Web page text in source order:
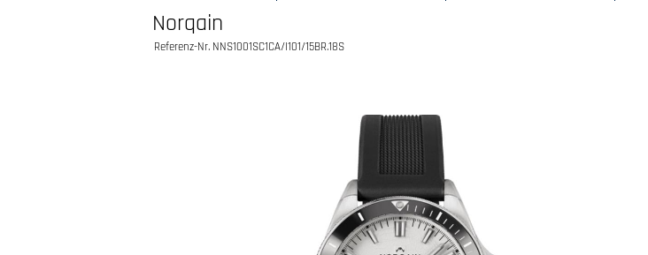
Norqain
Referenz-Nr. NNS1001SC1CA/I101/15BR.18S